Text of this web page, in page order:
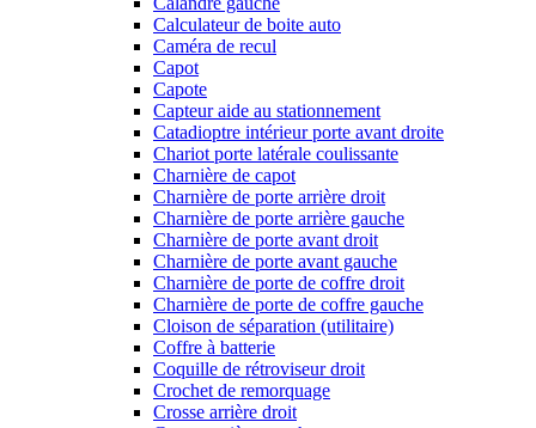
Calculateur de boite auto
Caméra de recul
Capot
Capote
Capteur aide au stationnement
Catadioptre intérieur porte avant droite
Chariot porte latérale coulissante
Charnière de capot
Charnière de porte arrière droit
Charnière de porte arrière gauche
Charnière de porte avant droit
Charnière de porte avant gauche
Charnière de porte de coffre droit
Charnière de porte de coffre gauche
Cloison de séparation (utilitaire)
Coffre à batterie
Coquille de rétroviseur droit
Crochet de remorquage
Crosse arrière droit